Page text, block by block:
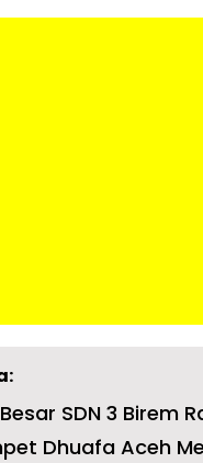
SDN 3 Birem
Dhuafa Aceh